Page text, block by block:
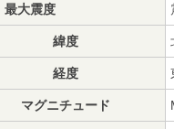
最大震度
緯度
経度
マグニチュード